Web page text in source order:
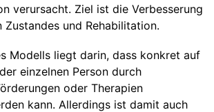
verursacht. Ziel ist die Verbesserung
und Rehabilitation.
Modells liegt darin, dass konkret auf
einzelnen Person durch
oder Therapien
kann. Allerdings ist damit auch